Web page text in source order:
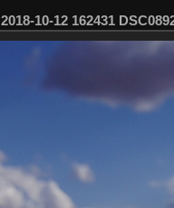
2018-10-12 162431